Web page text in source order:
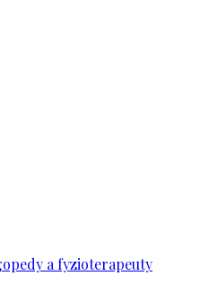
a fyzioterapeuty